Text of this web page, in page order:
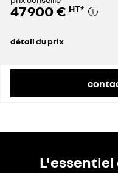
47 900 € HT*
détail du prix
L'essentiel